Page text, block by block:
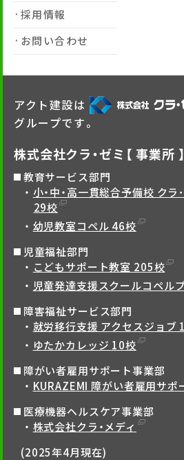
採用情報
お問い合わせ
アクト建設は
グループです。
株式会社クラ・ゼミ【 事業所 】
教育サービス部門
小・中・高一貫総合予備校 ク
29校
幼児教室コペル 46校
児童福祉部門
こどもサポート教室 205校
児童発達支援スクールコペル
障害福祉サービス部門
就労移行支援 アクセスジョブ
ゆたかカレッジ 10校
障がい者雇用サポート事業部
KURAZEMI 障がい者雇用サポ
医療機器ヘルスケア事業部
株式会社クラ・メディ
(2025年4月現在)